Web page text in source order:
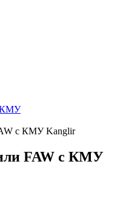
КМУ
с КМУ Kanglir
FAW с КМУ